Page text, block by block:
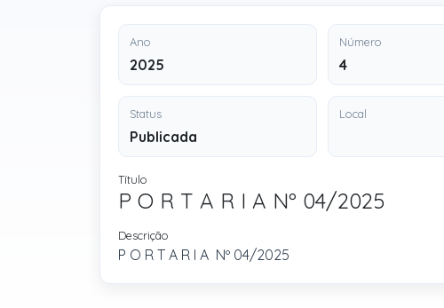
Ano
2025
Número
4
Status
Publicada
Local
Título
P O R T A R I A Nº 04/2025
Descrição
P O R T A R I A Nº 04/2025